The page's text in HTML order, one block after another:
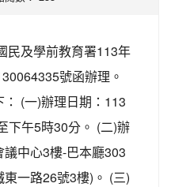
及學前教育署113年
號函辦理。
(一)辦理日期：113
下午5時30分。 (二)辦
中心3樓-巴本廳303
一路26號3樓)。 (三)